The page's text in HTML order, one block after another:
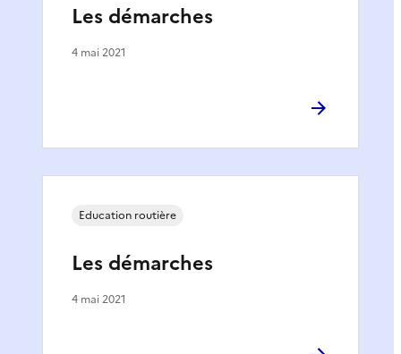
Les démarches
4 mai 2021
Les démarches
Education routière
4 mai 2021